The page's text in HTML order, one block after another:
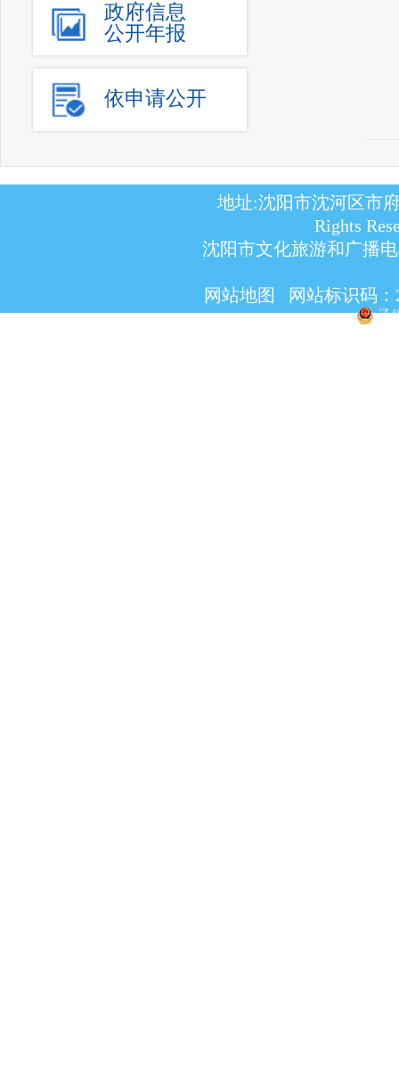
政府信息
公开年报
依申请公开
地址:沈阳市沈河区市
Rights
沈阳市文化旅游和广播
网站地图 网站标识码：
辽